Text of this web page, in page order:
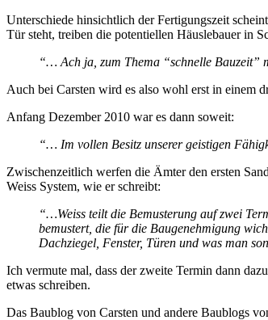
Unterschiede hinsichtlich der Fertigungszeit
Tür steht, treiben die potentiellen Häuslebauer in
“… Ach ja, zum Thema “schnelle Bauzeit”
Auch bei Carsten wird es also wohl erst in einem
Anfang Dezember 2010 war es dann soweit:
“… Im vollen Besitz unserer geistigen
Zwischenzeitlich werfen die Ämter den ersten
Weiss System, wie er schreibt:
“…Weiss teilt die Bemusterung auf zwei
bemustert, die für die Baugenehmigung
Dachziegel, Fenster, Türen und was man
Ich vermute mal, dass der zweite Termin dann
etwas schreiben.
Das Baublog von Carsten und andere Baublogs